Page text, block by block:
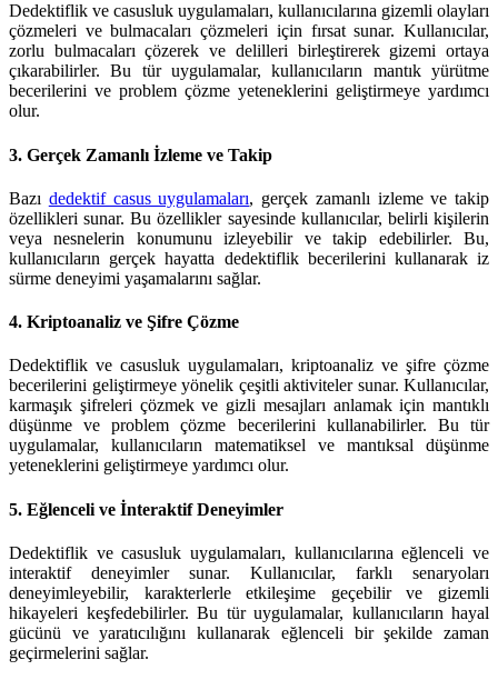
Dedektiflik ve casusluk uygulamaları, kullanıcılarına gizemli olayları
çözmeleri ve bulmacaları çözmeleri için fırsat sunar. Kullanıcılar,
zorlu bulmacaları çözerek ve delilleri birleştirerek gizemi ortaya
çıkarabilirler. Bu tür uygulamalar, kullanıcıların mantık yürütme
becerilerini ve problem çözme yeteneklerini geliştirmeye yardımcı
olur.
3. Gerçek Zamanlı İzleme ve Takip
Bazı dedektif casus uygulamaları, gerçek zamanlı izleme ve takip
özellikleri sunar. Bu özellikler sayesinde kullanıcılar, belirli kişilerin
veya nesnelerin konumunu izleyebilir ve takip edebilirler. Bu,
kullanıcıların gerçek hayatta dedektiflik becerilerini kullanarak iz
sürme deneyimi yaşamalarını sağlar.
4. Kriptoanaliz ve Şifre Çözme
Dedektiflik ve casusluk uygulamaları, kriptoanaliz ve şifre çözme
becerilerini geliştirmeye yönelik çeşitli aktiviteler sunar. Kullanıcılar,
karmaşık şifreleri çözmek ve gizli mesajları anlamak için mantıklı
düşünme ve problem çözme becerilerini kullanabilirler. Bu tür
uygulamalar, kullanıcıların matematiksel ve mantıksal düşünme
yeteneklerini geliştirmeye yardımcı olur.
5. Eğlenceli ve İnteraktif Deneyimler
Dedektiflik ve casusluk uygulamaları, kullanıcılarına eğlenceli ve
interaktif deneyimler sunar. Kullanıcılar, farklı senaryoları
deneyimleyebilir, karakterlerle etkileşime geçebilir ve gizemli
hikayeleri keşfedebilirler. Bu tür uygulamalar, kullanıcıların hayal
gücünü ve yaratıcılığını kullanarak eğlenceli bir şekilde zaman
geçirmelerini sağlar.